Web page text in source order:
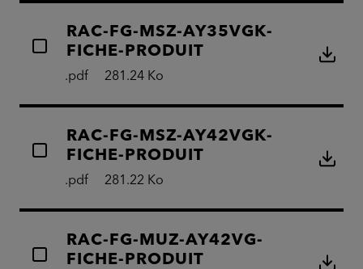
RAC-FG-MSZ-AY35VGK-
FICHE-PRODUIT
.pdf 281.24 Ko
RAC-FG-MSZ-AY42VGK-
FICHE-PRODUIT
.pdf 281.22 Ko
RAC-FG-MUZ-AY42VG-
FICHE-PRODUIT